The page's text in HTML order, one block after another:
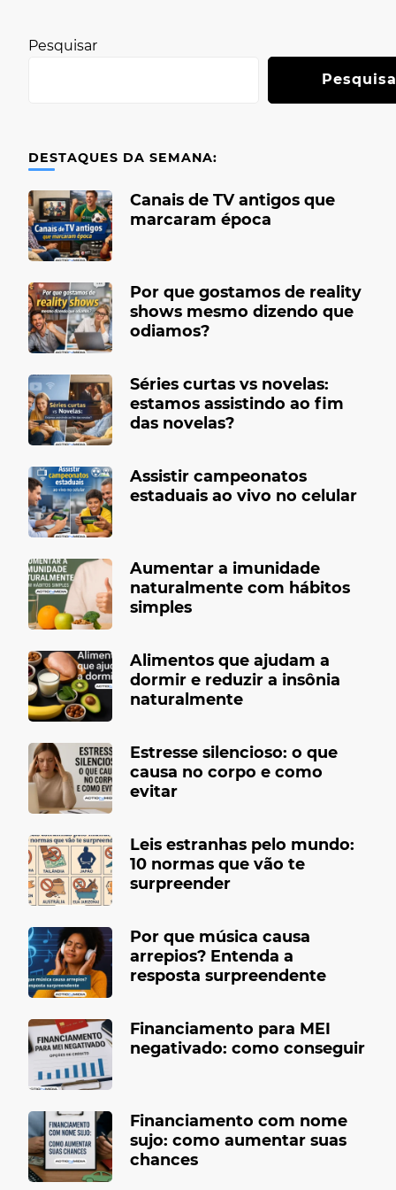
Pesquisar
DESTAQUES DA SEMANA:
Canais de TV antigos que
marcaram época
Por que gostamos de reality
shows mesmo dizendo que
odiamos?
Séries curtas vs novelas:
estamos assistindo ao fim
das novelas?
Assistir campeonatos
estaduais ao vivo no celular
Aumentar a imunidade
naturalmente com hábitos
simples
Alimentos que ajudam a
dormir e reduzir a insônia
naturalmente
Estresse silencioso: o que
causa no corpo e como
evitar
Leis estranhas pelo mundo:
10 normas que vão te
surpreender
Por que música causa
arrepios? Entenda a
resposta surpreendente
Financiamento para MEI
negativado: como conseguir
Financiamento com nome
sujo: como aumentar suas
chances